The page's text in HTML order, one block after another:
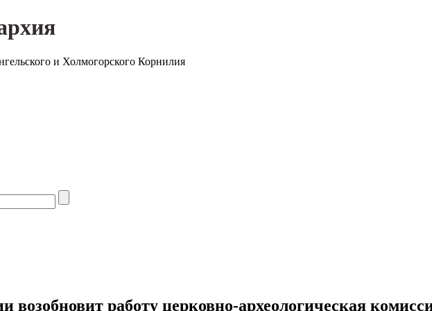
и Холмогорского Корнилия
возобновит работу церковно-археологическая